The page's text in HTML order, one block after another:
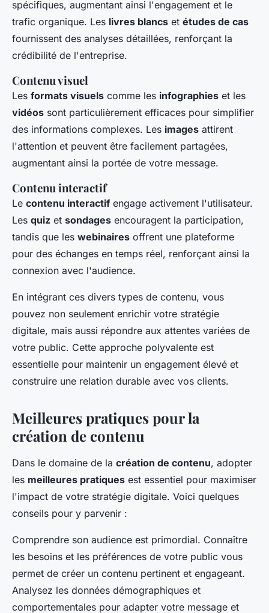
spécifiques, augmentant ainsi l'engagement et le
trafic organique. Les livres blancs et études de cas
fournissent des analyses détaillées, renforçant la
crédibilité de l'entreprise.
Contenu visuel
Les formats visuels comme les infographies et les
vidéos sont particulièrement efficaces pour simplifier
des informations complexes. Les images attirent
l'attention et peuvent être facilement partagées,
augmentant ainsi la portée de votre message.
Contenu interactif
Le contenu interactif engage activement l'utilisateur.
Les quiz et sondages encouragent la participation,
tandis que les webinaires offrent une plateforme
pour des échanges en temps réel, renforçant ainsi la
connexion avec l'audience.
En intégrant ces divers types de contenu, vous
pouvez non seulement enrichir votre stratégie
digitale, mais aussi répondre aux attentes variées de
votre public. Cette approche polyvalente est
essentielle pour maintenir un engagement élevé et
construire une relation durable avec vos clients.
Meilleures pratiques pour la
création de contenu
Dans le domaine de la création de contenu, adopter
les meilleures pratiques est essentiel pour maximiser
l'impact de votre stratégie digitale. Voici quelques
conseils pour y parvenir :
Comprendre son audience est primordial. Connaître
les besoins et les préférences de votre public vous
permet de créer un contenu pertinent et engageant.
Analysez les données démographiques et
comportementales pour adapter votre message et